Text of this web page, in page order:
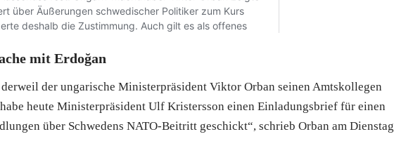
mit Erdoğan
der ungarische Ministerpräsident Viktor Orban seinen Amtskollegen
heute Ministerpräsident Ulf Kristersson einen Einladungsbrief für einen
über Schwedens NATO-Beitritt geschickt“, schrieb Orban am Dienstag